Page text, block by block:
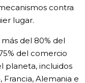
contra
lugar.
del 80% del
del comercio
planeta, incluidos
Francia, Alemania e